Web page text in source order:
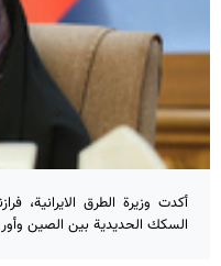
أكدت وزيرة الطرق الايرانية،
السكك الحديدية بين الصين